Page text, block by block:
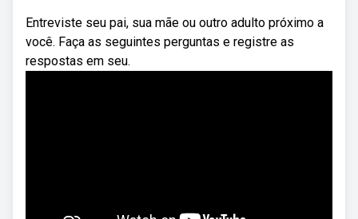
Entreviste seu pai, sua mãe ou outro adulto próximo a
você. Faça as seguintes perguntas e registre as
respostas em seu.